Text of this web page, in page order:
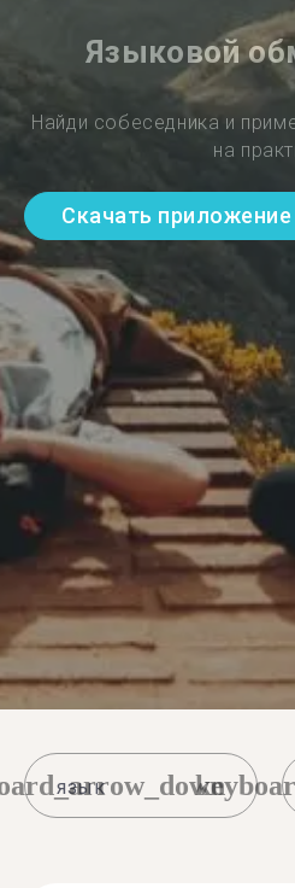
Языковой
Найди собеседника и
на
Скачать приложение